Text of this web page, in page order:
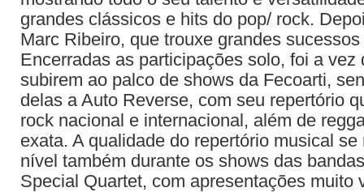
grandes clássicos e hits do pop/ rock.
Marc Ribeiro, que trouxe grandes
Encerradas as participações solo, foi a vez
subirem ao palco de shows da Fecoarti,
delas a Auto Reverse, com seu repertório
rock nacional e internacional, além de
exata. A qualidade do repertório musical
nível também durante os shows das
Special Quartet, com apresentações muito